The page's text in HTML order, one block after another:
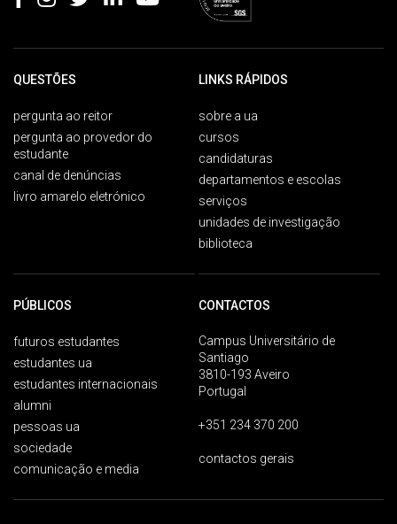
QUESTÕES
pergunta ao reitor
pergunta ao provedor do
estudante
canal de denúncias
livro amarelo eletrónico
LINKS RÁPIDOS
sobre a ua
cursos
candidaturas
departamentos e escolas
serviços
unidades de investigação
biblioteca
PÚBLICOS
futuros estudantes
estudantes ua
estudantes internacionais
alumni
pessoas ua
sociedade
comunicação e media
CONTACTOS
Campus Universitário de
Santiago
3810-193 Aveiro
Portugal
+351 234 370 200
contactos gerais